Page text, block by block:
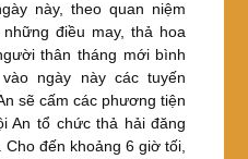
này, theo quan niệm
điều may, thả hoa
thân tháng mới bình
ngày này các tuyến
sẽ cấm các phương tiện
An tổ chức thả hải đăng
đến khoảng 6 giờ tối,